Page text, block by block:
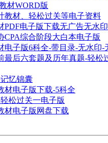
材WORD版
教材、轻松过关等电子资料
PDF电子版下载无广告无水印
CPA综合阶段大白本电子版
电子版6科全-带目录-无水印-
最后六套题及历年真题-轻松
忆锦囊
材电子版下载-5科全
松过关一电子版
材电子版网盘下载